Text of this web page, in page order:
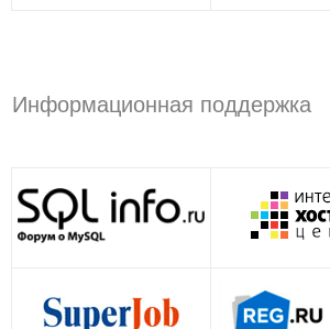
Информационная поддержка